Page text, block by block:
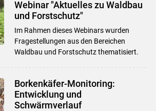
Webinar "Aktuelles zu Waldbau
und Forstschutz"
Im Rahmen dieses Webinars wurden
Fragestellungen aus den Bereichen
Waldbau und Forstschutz thematisiert.
Borkenkäfer-Monitoring:
Entwicklung und
Schwärmverlauf